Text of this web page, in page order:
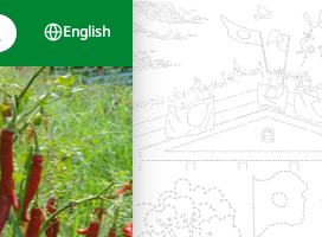
English